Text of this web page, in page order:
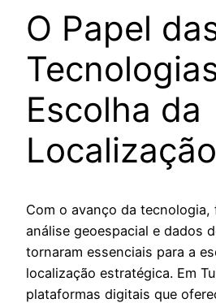
O Papel
Escolha da
Localização
Com o avanço da tecnologia,
análise geoespacial e dados
tornaram essenciais para a
localização estratégica. Em
plataformas digitais que